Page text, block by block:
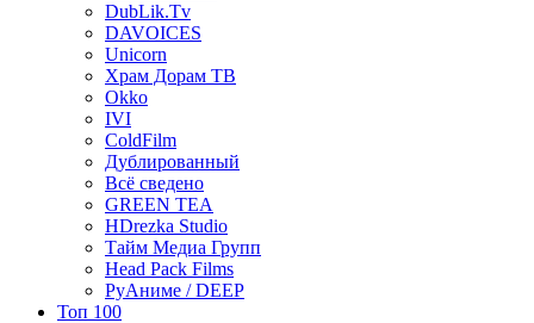
DubLik.Tv
DAVOICES
Unicorn
Храм Дорам ТВ
Okko
IVI
ColdFilm
Дублированный
Всё сведено
GREEN TEA
HDrezka Studio
Тайм Медиа Групп
Head Pack Films
РуАниме / DEEP
Топ 100